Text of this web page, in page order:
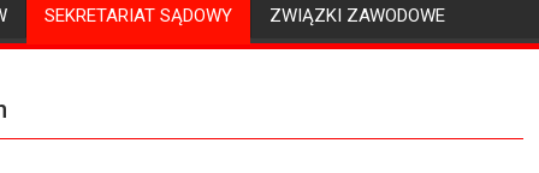
SEKRETARIAT SĄDOWY ZWIĄZKI ZAWODOWE